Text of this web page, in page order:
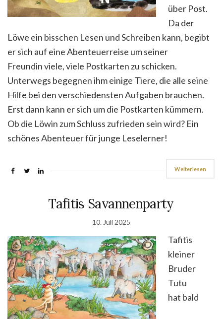
über Post.
Da der
Löwe ein bisschen Lesen und Schreiben kann, begibt
er sich auf eine Abenteuerreise um seiner
Freundin viele, viele Postkarten zu schicken.
Unterwegs begegnen ihm einige Tiere, die alle seine
Hilfe bei den verschiedensten Aufgaben brauchen.
Erst dann kann er sich um die Postkarten kümmern.
Ob die Löwin zum Schluss zufrieden sein wird? Ein
schönes Abenteuer für junge Leselerner!
Weiterlesen
Tafitis Savannenparty
10. Juli 2025
Tafitis
kleiner
Bruder
Tutu
hat bald